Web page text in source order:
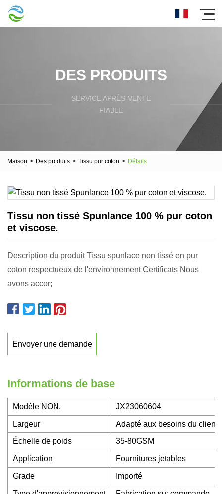
DES PRODUITS
SERVICE APRÈS-VENTE
FIABLE
Maison > Des produits > Tissu pur coton > Détails
Tissu non tissé Spunlance 100 % pur coton
et viscose.
Description du produit Tissu spunlace non tissé en pur
coton respectueux de l'environnement Certificats Nous
avons accor;
Envoyer une demande
Informations de base
Modèle NON. JX23060604
Largeur Adapté aux besoins du client,
Échelle de poids 35-80GSM
Application Fournitures jetables
Grade Importé